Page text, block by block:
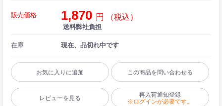
販売価格 1,870 円 （税込）
送料弊社負担
在庫 現在、品切れ中です
お気に入りに追加 この商品を問い合わせる
レビューを見る
再入荷通知登録
※ログインが必要です。